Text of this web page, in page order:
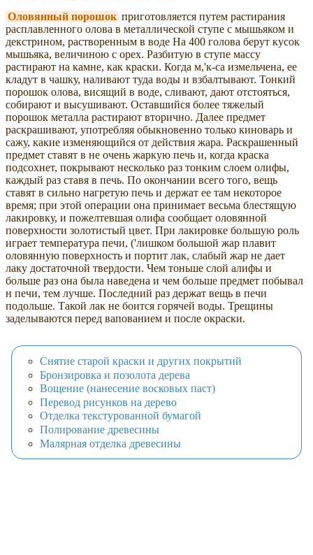
Оловянный порошок приготовляется путем растирания
расплавленного олова в металлической ступе с мышьяком и
декстрином, растворенным в воде На 400 голова берут кусок
мышьяка, величиною с орех. Разбитую в ступе массу
растирают на камне, как краски. Когда м,'к-са измельчена, ее
кладут в чашку, наливают туда воды и взбалтывают. Тонкий
порошок олова, висящий в воде, сливают, дают отстояться,
собирают и высушивают. Оставшийся более тяжелый
порошок металла растирают вторично. Далее предмет
раскрашивают, употребляя обыкновенно только киноварь и
сажу, какие изменяющийся от действия жара. Раскрашенный
предмет ставят в не очень жаркую печь и, когда краска
подсохнет, покрывают несколько раз тонким слоем олифы,
каждый раз ставя в печь. По окончании всего того, вещь
ставят в сильно нагретую печь и держат ее там некоторое
время; при этой операции она принимает весьма блестящую
лакировку, и пожелтевшая олифа сообщает оловянной
поверхности золотистый цвет. При лакировке большую роль
играет температура печи, ('лишком большой жар плавит
оловянную поверхность и портит лак, слабый жар не дает
лаку достаточной твердости. Чем тоньше слой алифы и
больше раз она была наведена и чем больше предмет побывал
н печи, тем лучше. Последний раз держат вещь в печи
подольше. Такой лак не боится горячей воды. Трещины
заделываются перед вапованием и после окраски.
Снятие старой краски и других покрытий
Бронзировка и позолота дерева
Вощение (нанесение восковых паст)
Перевод рисунков на дерево
Отделка текстурованной бумагой
Полирование древесины
Малярная отделка древесины